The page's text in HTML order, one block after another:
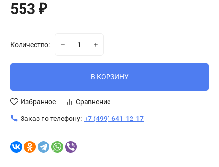
553 ₽
Количество:
В КОРЗИНУ
Избранное Сравнение
Заказ по телефону: +7 (499) 641-12-17